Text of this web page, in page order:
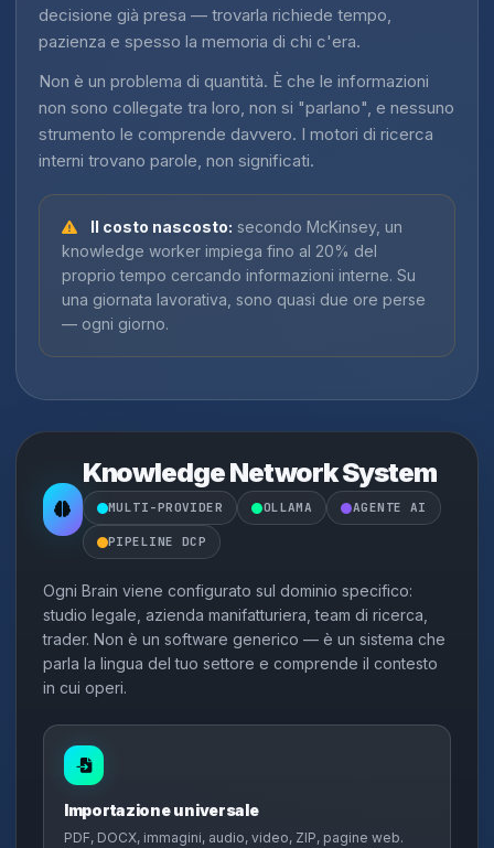
decisione già presa — trovarla richiede tempo,
pazienza e spesso la memoria di chi c'era.
Non è un problema di quantità. È che le informazioni
non sono collegate tra loro, non si "parlano", e nessuno
strumento le comprende davvero. I motori di ricerca
interni trovano parole, non significati.
Il costo nascosto: secondo McKinsey, un
knowledge worker impiega fino al 20% del
proprio tempo cercando informazioni interne. Su
una giornata lavorativa, sono quasi due ore perse
— ogni giorno.
Knowledge Network System
MULTI-PROVIDER OLLAMA AGENTE AI
PIPELINE DCP
Ogni Brain viene configurato sul dominio specifico:
studio legale, azienda manifatturiera, team di ricerca,
trader. Non è un software generico — è un sistema che
parla la lingua del tuo settore e comprende il contesto
in cui operi.
Importazione universale
PDF, DOCX, immagini, audio, video, ZIP, pagine web.